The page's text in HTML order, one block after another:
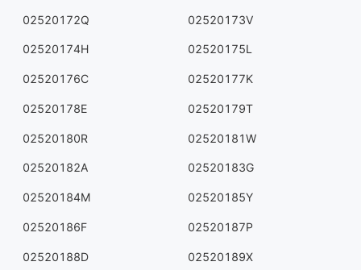
02520172Q 02520173V
02520174H 02520175L
02520176C 02520177K
02520178E 02520179T
02520180R 02520181W
02520182A 02520183G
02520184M 02520185Y
02520186F 02520187P
02520188D 02520189X